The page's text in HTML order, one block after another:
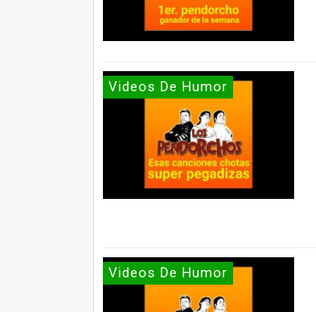
Videos De Humor
Videos De Humor